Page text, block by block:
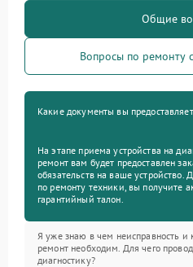
Общие
Вопросы по ремонту
Какие документы вы
На этапе приема устройства на
ремонт вам будет предоставлен
обязательств на ваше устройство.
по ремонту техники, вы получите
гарантийный талон.
Я уже знаю в чем неисправность и
ремонт необходим. Для чего
диагностику?